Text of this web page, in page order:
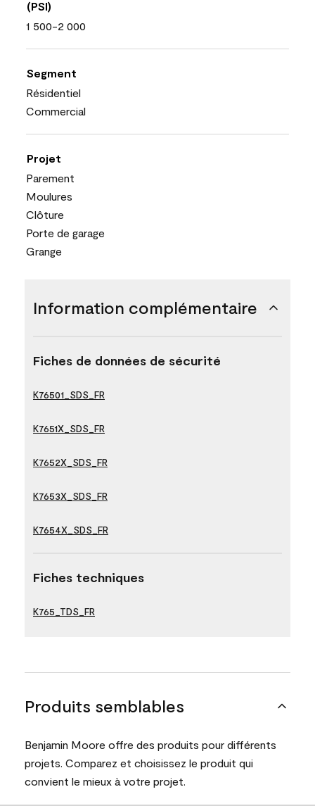
(PSI)
1 500-2 000
Segment
Résidentiel
Commercial
Projet
Parement
Moulures
Clôture
Porte de garage
Grange
Information complémentaire
Fiches de données de sécurité
K76501_SDS_FR
K7651X_SDS_FR
K7652X_SDS_FR
K7653X_SDS_FR
K7654X_SDS_FR
Fiches techniques
K765_TDS_FR
Produits semblables
Benjamin Moore offre des produits pour différents
projets. Comparez et choisissez le produit qui
convient le mieux à votre projet.